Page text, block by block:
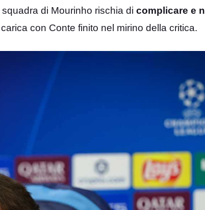
di Mourinho rischia di complicare e
con Conte finito nel mirino della critica.